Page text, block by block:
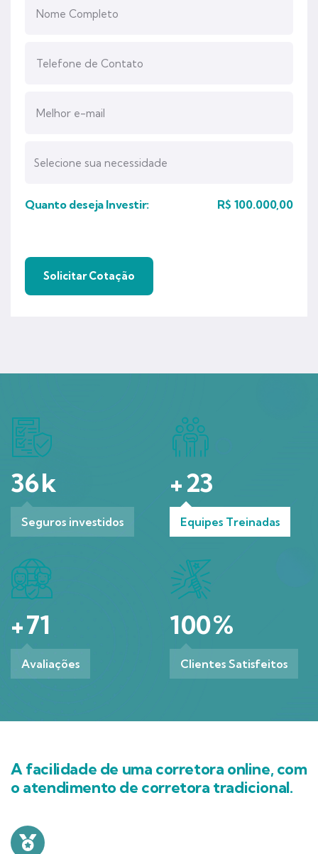
Quanto deseja Investir: R$ 100.000,00
36k
Seguros investidos
+23
Equipes Treinadas
+71
Avaliações
100%
Clientes Satisfeitos
A facilidade de uma corretora online, com
o atendimento de corretora tradicional.